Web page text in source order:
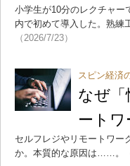
小学生が10分のレクチャー
内で初めて導入した。熟練
（2026/7/23）
スピン経済
なぜ
ートワ
セルフレジやリモートワー
か。本質的な原因は……。